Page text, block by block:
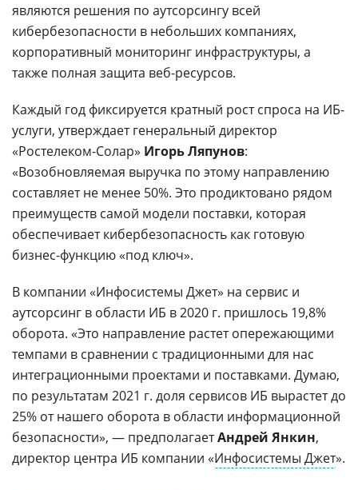
являются решения по аутсорсингу всей
кибербезопасности в небольших компаниях,
корпоративный мониторинг инфраструктуры, а
также полная защита веб-ресурсов.
Каждый год фиксируется кратный рост спроса на ИБ-
услуги, утверждает генеральный директор
«Ростелеком-Солар» Игорь Ляпунов:
«Возобновляемая выручка по этому направлению
составляет не менее 50%. Это продиктовано рядом
преимуществ самой модели поставки, которая
обеспечивает кибербезопасность как готовую
бизнес-функцию «под ключ».
В компании «Инфосистемы Джет» на сервис и
аутсорсинг в области ИБ в 2020 г. пришлось 19,8%
оборота. «Это направление растет опережающими
темпами в сравнении с традиционными для нас
интеграционными проектами и поставками. Думаю,
по результатам 2021 г. доля сервисов ИБ вырастет до
25% от нашего оборота в области информационной
безопасности», — предполагаетАндрей Янкин,
директор центра ИБ компании «Инфосистемы Джет».